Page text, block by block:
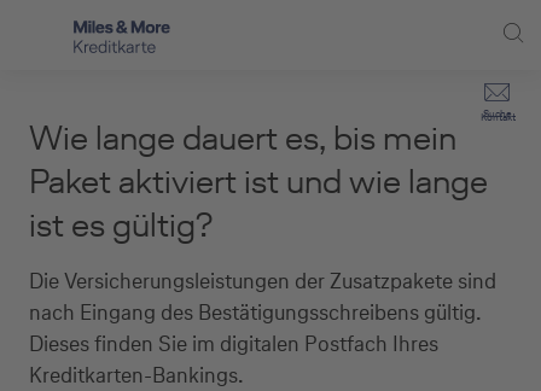
Direkt zur Suche (Enter drücken)
Direkt zum Hauptinhalt (Enter drücken)
Kontakt
Suche
Selbstständige
Unternehmen
Service
Häufige Fragen
Miles & More Programm
Kreditkarte empfehlen
Kreditkarten-Banking
Wie lange dauert es, bis mein
Paket aktiviert ist und wie lange
ist es gültig?
Die Versicherungsleistungen der Zusatzpakete sind
nach Eingang des Bestätigungsschreibens gültig.
Dieses finden Sie im digitalen Postfach Ihres
Kreditkarten-Bankings.